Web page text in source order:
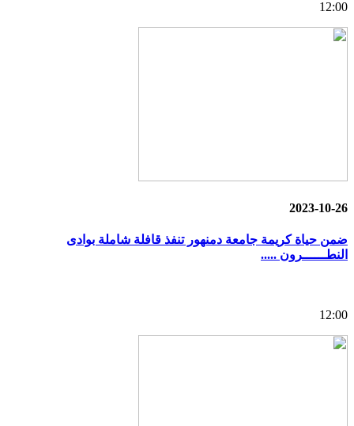
12:00
2023-10-26
ضمن حياة كريمة جامعة دمنهور تنفذ قافلة شاملة بوادى
النطــــــرون .....
12:00